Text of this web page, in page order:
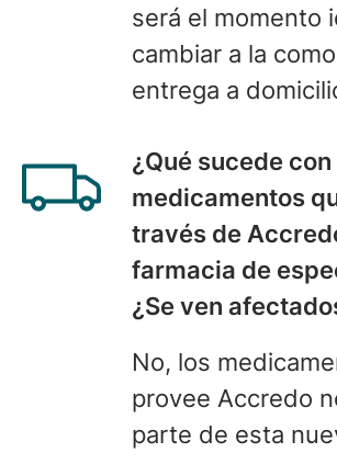
será el momento
cambiar a la
entrega a
¿Qué sucede
medicamentos
través de
farmacia de
¿Se ven
No, los
provee Accredo
parte de esta